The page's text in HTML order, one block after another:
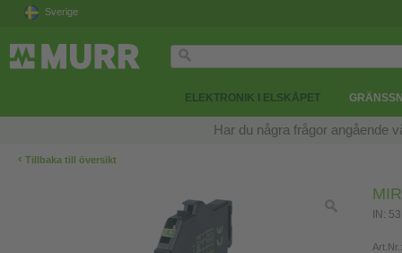
Sverige
ELEKTRONIK I ELSKÅPET
Har du några frågor angående
‹ Tillbaka till översikt
IN:
Art.Nr.: